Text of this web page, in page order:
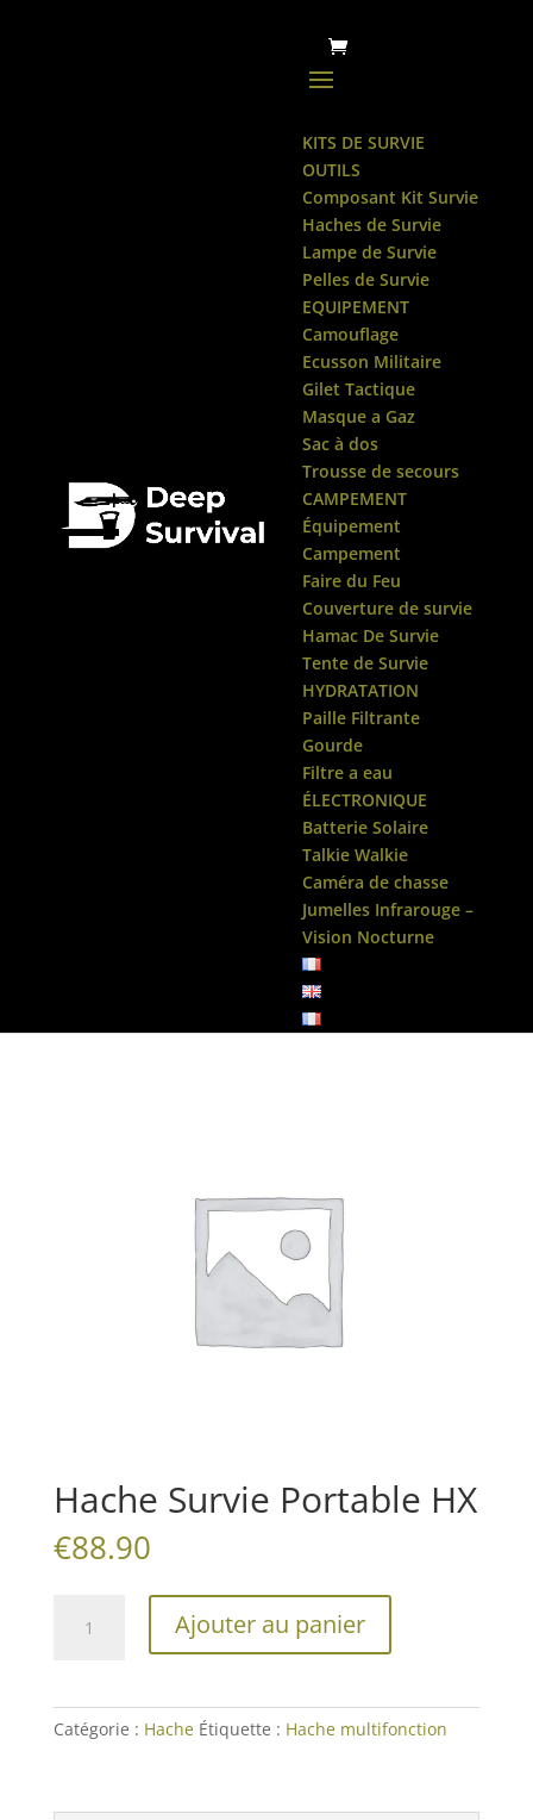
KITS DE SURVIE
OUTILS
Composant Kit Survie
Haches de Survie
Lampe de Survie
Pelles de Survie
EQUIPEMENT
Camouflage
Ecusson Militaire
Gilet Tactique
Masque a Gaz
Sac à dos
Trousse de secours
CAMPEMENT
Équipement
Campement
Faire du Feu
Couverture de survie
Hamac De Survie
Tente de Survie
HYDRATATION
Paille Filtrante
Gourde
Filtre a eau
ÉLECTRONIQUE
Batterie Solaire
Talkie Walkie
Caméra de chasse
Jumelles Infrarouge –
Vision Nocturne
/ Hache Survie Portable HX
Hache Survie Portable HX
€88.90
Portable
Ajouter au panier
Catégorie : Hache Étiquette : Hache multifonction